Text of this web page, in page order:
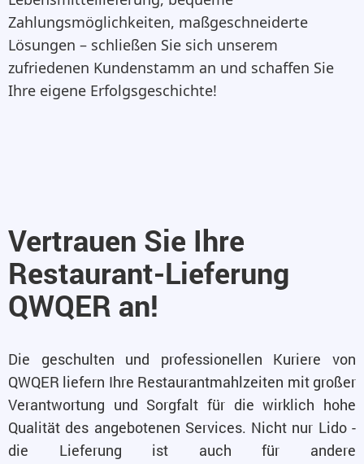
Zahlungsmöglichkeiten, maßgeschneiderte
Lösungen – schließen Sie sich unserem
zufriedenen Kundenstamm an und schaffen Sie
Ihre eigene Erfolgsgeschichte!
Vertrauen Sie Ihre
Restaurant-Lieferung
QWQER an!
Die geschulten und professionellen Kuriere von
QWQER liefern Ihre Restaurantmahlzeiten mit großer
Verantwortung und Sorgfalt für die wirklich hohe
Qualität des angebotenen Services. Nicht nur Lido -
die Lieferung ist auch für andere